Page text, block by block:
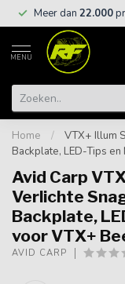
Meer dan 22.000
MENU
Home /
VTX+ Illum
Backplate, LED-Tips
Avid Carp
Verlichte
Backplate,
voor VTX+
AVID CARP